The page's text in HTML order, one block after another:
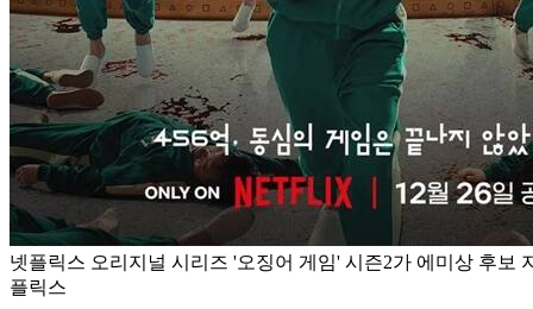
넷플릭스 오리지널 시리즈 '오징어 게임' 시즌2가 에미상 후보
플릭스